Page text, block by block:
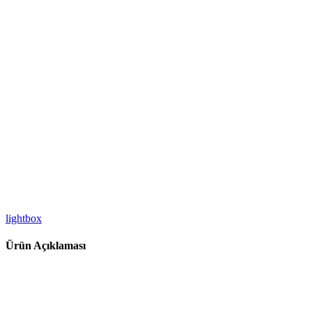
lightbox
Ürün Açıklaması